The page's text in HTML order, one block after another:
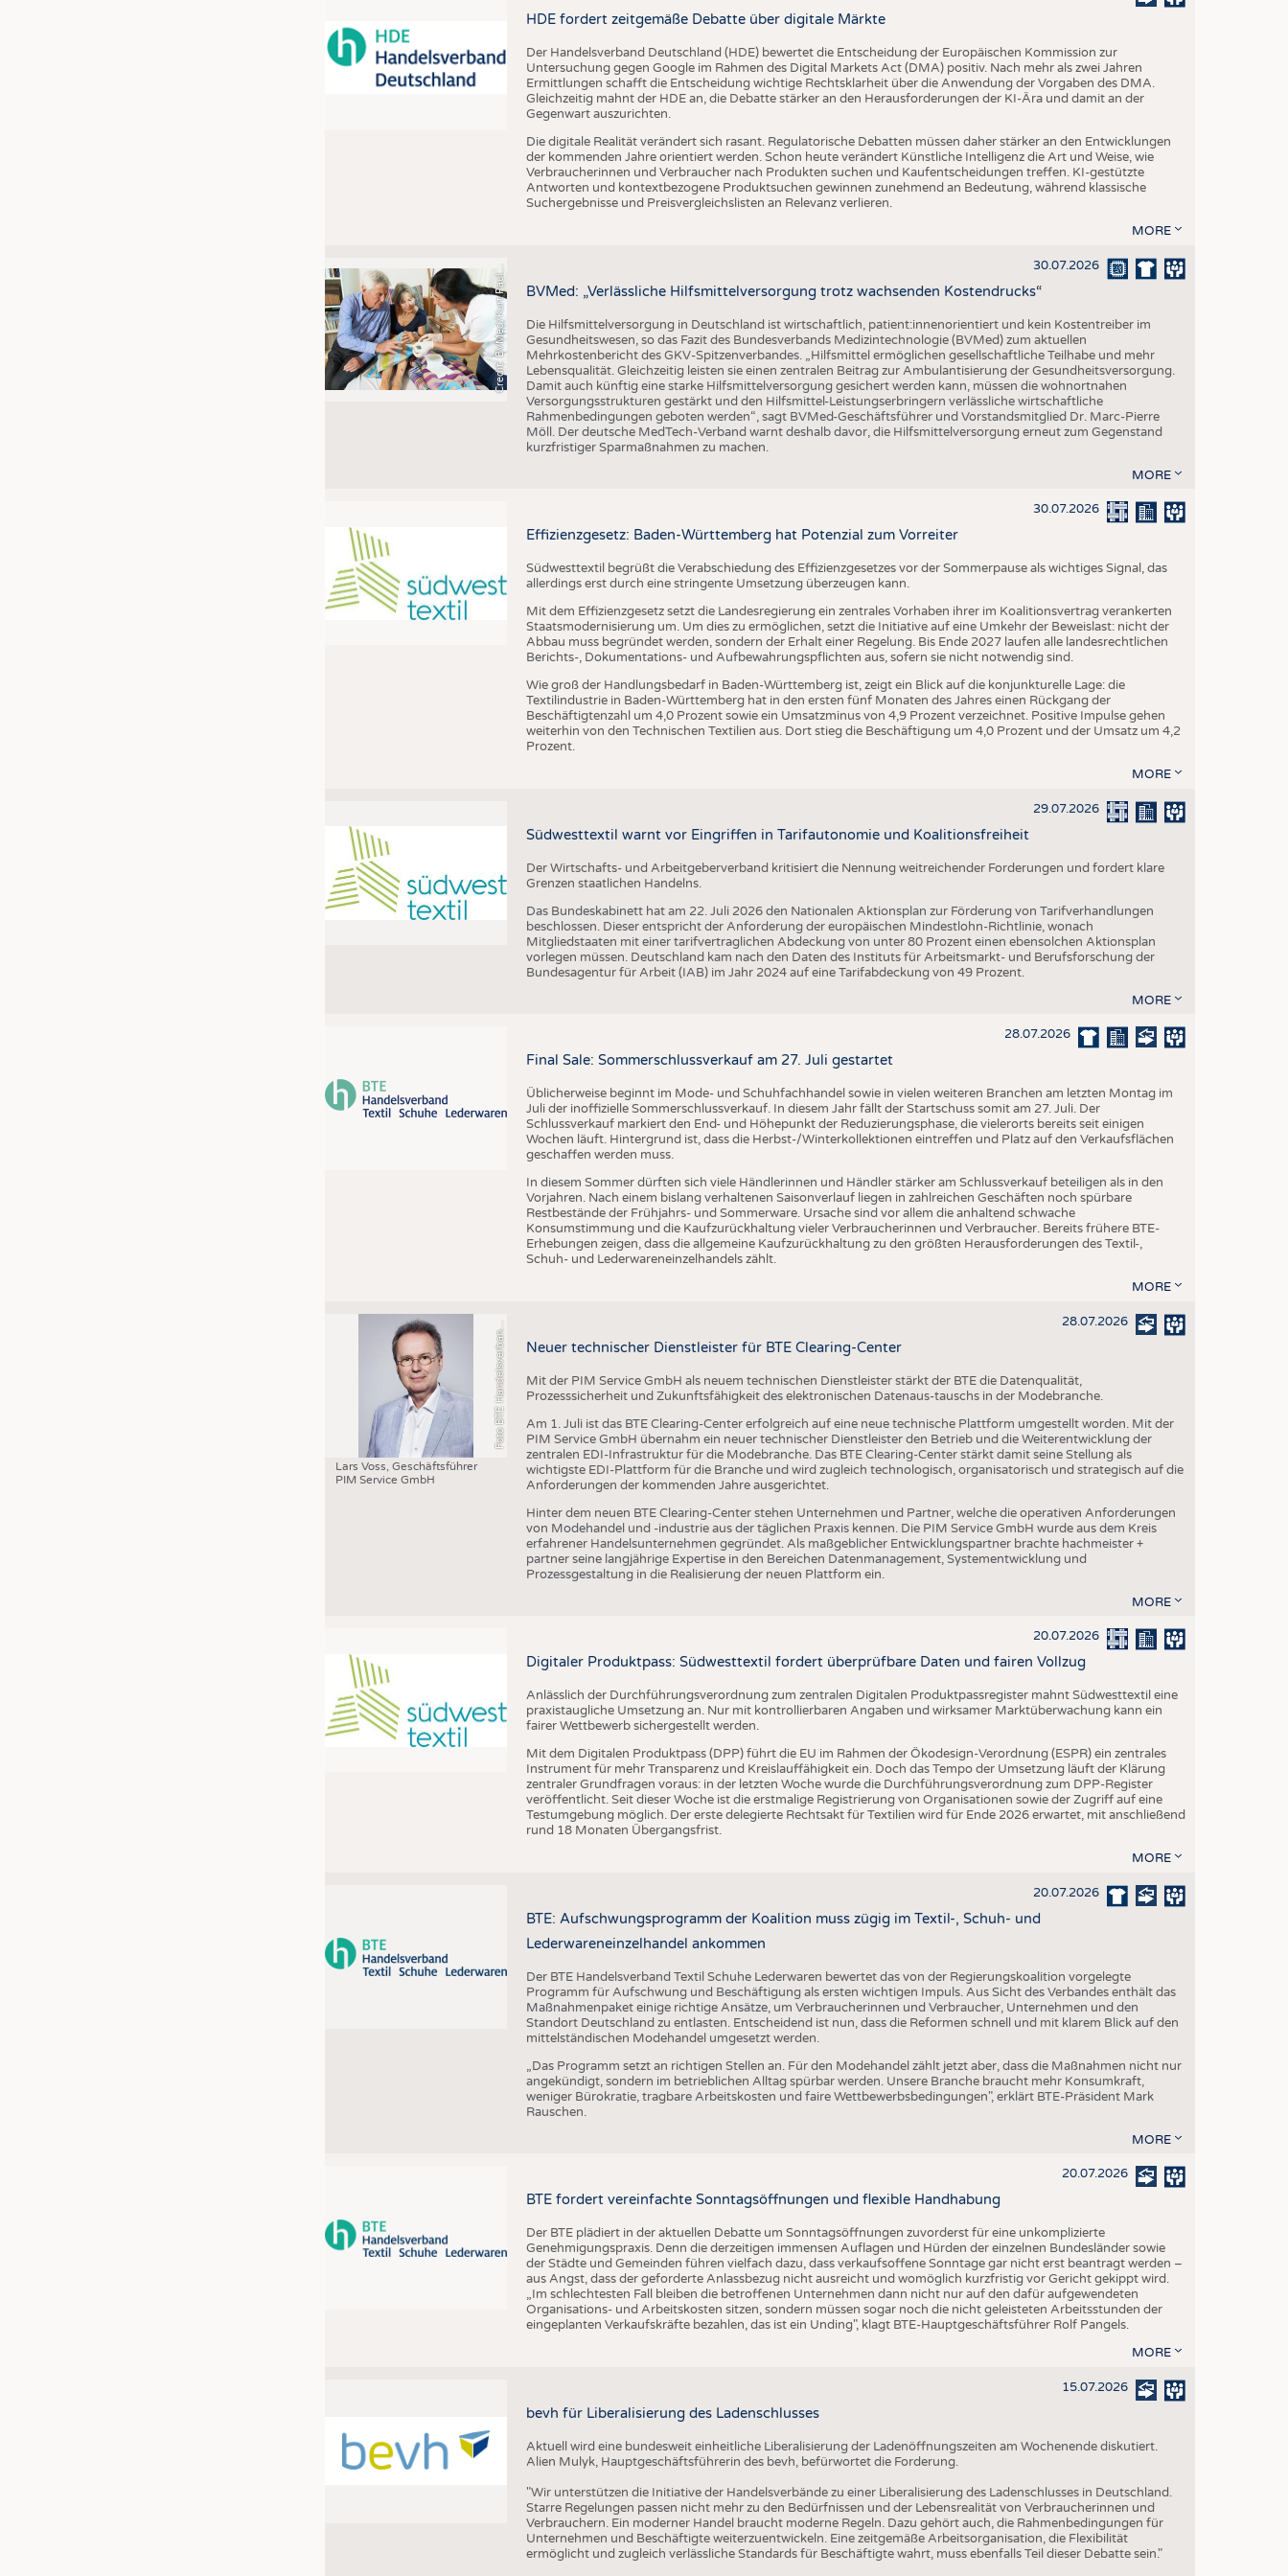
STELLENMARKT
KRÜGER PERSONAL HEADHUNTING AUSSCHREIBUNGEN
DTV AUSSCHREIBUNGSDIENST
TERMINE
BRANCHENTERMINE
HDE fordert zeitgemäße Debatte über digitale Märkte
Der Handelsverband Deutschland (HDE) bewertet die Entscheidung der Europäischen Kommission zur
Untersuchung gegen Google im Rahmen des Digital Markets Act (DMA) positiv. Nach mehr als zwei Jahren
Ermittlungen schafft die Entscheidung wichtige Rechtsklarheit über die Anwendung der Vorgaben des DMA.
Gleichzeitig mahnt der HDE an, die Debatte stärker an den Herausforderungen der KI-Ära und damit an der
Gegenwart auszurichten.
Die digitale Realität verändert sich rasant. Regulatorische Debatten müssen daher stärker an den Entwicklungen
der kommenden Jahre orientiert werden. Schon heute verändert Künstliche Intelligenz die Art und Weise, wie
Verbraucherinnen und Verbraucher nach Produkten suchen und Kaufentscheidungen treffen. KI-gestützte
Antworten und kontextbezogene Produktsuchen gewinnen zunehmend an Bedeutung, während klassische
Suchergebnisse und Preisvergleichslisten an Relevanz verlieren.
MORE
C
r
e
d
i
t
:
B
V
M
e
d
/
K
u
r
t
P
a
u
l
u
s 30.07.2026
BVMed: „Verlässliche Hilfsmittelversorgung trotz wachsenden Kostendrucks“
Die Hilfsmittelversorgung in Deutschland ist wirtschaftlich, patient:innenorientiert und kein Kostentreiber im
Gesundheitswesen, so das Fazit des Bundesverbands Medizintechnologie (BVMed) zum aktuellen
Mehrkostenbericht des GKV-Spitzenverbandes. „Hilfsmittel ermöglichen gesellschaftliche Teilhabe und mehr
Lebensqualität. Gleichzeitig leisten sie einen zentralen Beitrag zur Ambulantisierung der Gesundheitsversorgung.
Damit auch künftig eine starke Hilfsmittelversorgung gesichert werden kann, müssen die wohnortnahen
Versorgungsstrukturen gestärkt und den Hilfsmittel-Leistungserbringern verlässliche wirtschaftliche
Rahmenbedingungen geboten werden“, sagt BVMed-Geschäftsführer und Vorstandsmitglied Dr. Marc-Pierre
Möll. Der deutsche MedTech-Verband warnt deshalb davor, die Hilfsmittelversorgung erneut zum Gegenstand
kurzfristiger Sparmaßnahmen zu machen.
MORE
30.07.2026
Effizienzgesetz: Baden-Württemberg hat Potenzial zum Vorreiter
Südwesttextil begrüßt die Verabschiedung des Effizienzgesetzes vor der Sommerpause als wichtiges Signal, das
allerdings erst durch eine stringente Umsetzung überzeugen kann.
Mit dem Effizienzgesetz setzt die Landesregierung ein zentrales Vorhaben ihrer im Koalitionsvertrag verankerten
Staatsmodernisierung um. Um dies zu ermöglichen, setzt die Initiative auf eine Umkehr der Beweislast: nicht der
Abbau muss begründet werden, sondern der Erhalt einer Regelung. Bis Ende 2027 laufen alle landesrechtlichen
Berichts-, Dokumentations- und Aufbewahrungspflichten aus, sofern sie nicht notwendig sind.
Wie groß der Handlungsbedarf in Baden-Württemberg ist, zeigt ein Blick auf die konjunkturelle Lage: die
Textilindustrie in Baden-Württemberg hat in den ersten fünf Monaten des Jahres einen Rückgang der
Beschäftigtenzahl um 4,0 Prozent sowie ein Umsatzminus von 4,9 Prozent verzeichnet. Positive Impulse gehen
weiterhin von den Technischen Textilien aus. Dort stieg die Beschäftigung um 4,0 Prozent und der Umsatz um 4,2
Prozent.
MORE
29.07.2026
Südwesttextil warnt vor Eingriffen in Tarifautonomie und Koalitionsfreiheit
Der Wirtschafts- und Arbeitgeberverband kritisiert die Nennung weitreichender Forderungen und fordert klare
Grenzen staatlichen Handelns.
Das Bundeskabinett hat am 22. Juli 2026 den Nationalen Aktionsplan zur Förderung von Tarifverhandlungen
beschlossen. Dieser entspricht der Anforderung der europäischen Mindestlohn-Richtlinie, wonach
Mitgliedstaaten mit einer tarifvertraglichen Abdeckung von unter 80 Prozent einen ebensolchen Aktionsplan
vorlegen müssen. Deutschland kam nach den Daten des Instituts für Arbeitsmarkt- und Berufsforschung der
Bundesagentur für Arbeit (IAB) im Jahr 2024 auf eine Tarifabdeckung von 49 Prozent.
MORE
28.07.2026
Final Sale: Sommerschlussverkauf am 27. Juli gestartet
Üblicherweise beginnt im Mode- und Schuhfachhandel sowie in vielen weiteren Branchen am letzten Montag im
Juli der inoffizielle Sommerschlussverkauf. In diesem Jahr fällt der Startschuss somit am 27. Juli. Der
Schlussverkauf markiert den End- und Höhepunkt der Reduzierungsphase, die vielerorts bereits seit einigen
Wochen läuft. Hintergrund ist, dass die Herbst-/Winterkollektionen eintreffen und Platz auf den Verkaufsflächen
geschaffen werden muss.
In diesem Sommer dürften sich viele Händlerinnen und Händler stärker am Schlussverkauf beteiligen als in den
Vorjahren. Nach einem bislang verhaltenen Saisonverlauf liegen in zahlreichen Geschäften noch spürbare
Restbestände der Frühjahrs- und Sommerware. Ursache sind vor allem die anhaltend schwache
Konsumstimmung und die Kaufzurückhaltung vieler Verbraucherinnen und Verbraucher. Bereits frühere BTE-
Erhebungen zeigen, dass die allgemeine Kaufzurückhaltung zu den größten Herausforderungen des Textil-,
Schuh- und Lederwareneinzelhandels zählt.
MORE
o
t
o
B
T
E
H
a
n
d
e
l
s
v
e
r
b
a
n
d
T
e
x
t
i
l
S
c
h
u
h
e
L
e
d
e
r
w
a
r
e
Lars Voss, Geschäftsführer
PIM Service GmbH
28.07.2026
Neuer technischer Dienstleister für BTE Clearing-Center
Mit der PIM Service GmbH als neuem technischen Dienstleister stärkt der BTE die Datenqualität,
Prozesssicherheit und Zukunftsfähigkeit des elektronischen Datenaus-tauschs in der Modebranche.
Am 1. Juli ist das BTE Clearing-Center erfolgreich auf eine neue technische Plattform umgestellt worden. Mit der
PIM Service GmbH übernahm ein neuer technischer Dienstleister den Betrieb und die Weiterentwicklung der
zentralen EDI-Infrastruktur für die Modebranche. Das BTE Clearing-Center stärkt damit seine Stellung als
wichtigste EDI-Plattform für die Branche und wird zugleich technologisch, organisatorisch und strategisch auf die
Anforderungen der kommenden Jahre ausgerichtet.
Hinter dem neuen BTE Clearing-Center stehen Unternehmen und Partner, welche die operativen Anforderungen
von Modehandel und -industrie aus der täglichen Praxis kennen. Die PIM Service GmbH wurde aus dem Kreis
erfahrener Handelsunternehmen gegründet. Als maßgeblicher Entwicklungspartner brachte hachmeister +
partner seine langjährige Expertise in den Bereichen Datenmanagement, Systementwicklung und
Prozessgestaltung in die Realisierung der neuen Plattform ein.
MORE
20.07.2026
Digitaler Produktpass: Südwesttextil fordert überprüfbare Daten und fairen Vollzug
Anlässlich der Durchführungsverordnung zum zentralen Digitalen Produktpassregister mahnt Südwesttextil eine
praxistaugliche Umsetzung an. Nur mit kontrollierbaren Angaben und wirksamer Marktüberwachung kann ein
fairer Wettbewerb sichergestellt werden.
Mit dem Digitalen Produktpass (DPP) führt die EU im Rahmen der Ökodesign-Verordnung (ESPR) ein zentrales
Instrument für mehr Transparenz und Kreislauffähigkeit ein. Doch das Tempo der Umsetzung läuft der Klärung
zentraler Grundfragen voraus: in der letzten Woche wurde die Durchführungsverordnung zum DPP-Register
veröffentlicht. Seit dieser Woche ist die erstmalige Registrierung von Organisationen sowie der Zugriff auf eine
Testumgebung möglich. Der erste delegierte Rechtsakt für Textilien wird für Ende 2026 erwartet, mit anschließend
rund 18 Monaten Übergangsfrist.
MORE
20.07.2026
BTE: Aufschwungsprogramm der Koalition muss zügig im Textil-, Schuh- und
Lederwareneinzelhandel ankommen
Der BTE Handelsverband Textil Schuhe Lederwaren bewertet das von der Regierungskoalition vorgelegte
Programm für Aufschwung und Beschäftigung als ersten wichtigen Impuls. Aus Sicht des Verbandes enthält das
Maßnahmenpaket einige richtige Ansätze, um Verbraucherinnen und Verbraucher, Unternehmen und den
Standort Deutschland zu entlasten. Entscheidend ist nun, dass die Reformen schnell und mit klarem Blick auf den
mittelständischen Modehandel umgesetzt werden.
„Das Programm setzt an richtigen Stellen an. Für den Modehandel zählt jetzt aber, dass die Maßnahmen nicht nur
angekündigt, sondern im betrieblichen Alltag spürbar werden. Unsere Branche braucht mehr Konsumkraft,
weniger Bürokratie, tragbare Arbeitskosten und faire Wettbewerbsbedingungen", erklärt BTE-Präsident Mark
Rauschen.
MORE
20.07.2026
BTE fordert vereinfachte Sonntagsöffnungen und flexible Handhabung
Der BTE plädiert in der aktuellen Debatte um Sonntagsöffnungen zuvorderst für eine unkomplizierte
Genehmigungspraxis. Denn die derzeitigen immensen Auflagen und Hürden der einzelnen Bundesländer sowie
der Städte und Gemeinden führen vielfach dazu, dass verkaufsoffene Sonntage gar nicht erst beantragt werden –
aus Angst, dass der geforderte Anlassbezug nicht ausreicht und womöglich kurzfristig vor Gericht gekippt wird.
„Im schlechtesten Fall bleiben die betroffenen Unternehmen dann nicht nur auf den dafür aufgewendeten
Organisations- und Arbeitskosten sitzen, sondern müssen sogar noch die nicht geleisteten Arbeitsstunden der
eingeplanten Verkaufskräfte bezahlen, das ist ein Unding", klagt BTE-Hauptgeschäftsführer Rolf Pangels.
MORE
15.07.2026
bevh für Liberalisierung des Ladenschlusses
Aktuell wird eine bundesweit einheitliche Liberalisierung der Ladenöffnungszeiten am Wochenende diskutiert.
Alien Mulyk, Hauptgeschäftsführerin des bevh, befürwortet die Forderung.
"Wir unterstützen die Initiative der Handelsverbände zu einer Liberalisierung des Ladenschlusses in Deutschland.
Starre Regelungen passen nicht mehr zu den Bedürfnissen und der Lebensrealität von Verbraucherinnen und
Verbrauchern. Ein moderner Handel braucht moderne Regeln. Dazu gehört auch, die Rahmenbedingungen für
Unternehmen und Beschäftigte weiterzuentwickeln. Eine zeitgemäße Arbeitsorganisation, die Flexibilität
ermöglicht und zugleich verlässliche Standards für Beschäftigte wahrt, muss ebenfalls Teil dieser Debatte sein."